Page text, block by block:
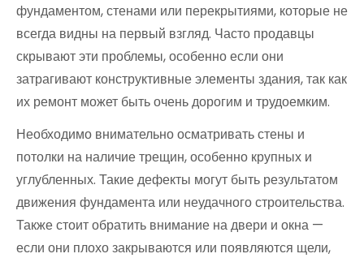
фундаментом, стенами или перекрытиями, которые не
всегда видны на первый взгляд. Часто продавцы
скрывают эти проблемы, особенно если они
затрагивают конструктивные элементы здания, так как
их ремонт может быть очень дорогим и трудоемким.
Необходимо внимательно осматривать стены и
потолки на наличие трещин, особенно крупных и
углубленных. Такие дефекты могут быть результатом
движения фундамента или неудачного строительства.
Также стоит обратить внимание на двери и окна —
если они плохо закрываются или появляются щели,